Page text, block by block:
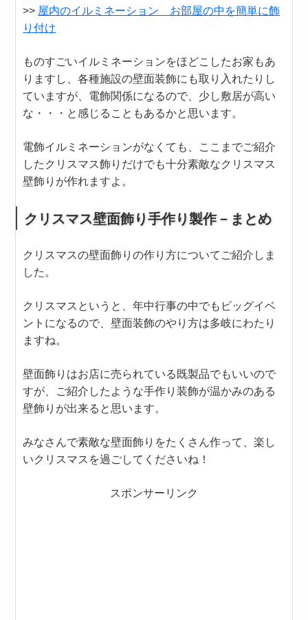
>> 屋内のイルミネーション お部屋の中を簡単に飾
り付け
ものすごいイルミネーションをほどこしたお家もあ
りますし、各種施設の壁面装飾にも取り入れたりし
ていますが、電飾関係になるので、少し敷居が高い
な・・・と感じることもあるかと思います。
電飾イルミネーションがなくても、ここまでご紹介
したクリスマス飾りだけでも十分素敵なクリスマス
壁飾りが作れますよ。
クリスマス壁面飾り手作り製作－まとめ
クリスマスの壁面飾りの作り方についてご紹介しま
した。
クリスマスというと、年中行事の中でもビッグイベ
ントになるので、壁面装飾のやり方は多岐にわたり
ますね。
壁面飾りはお店に売られている既製品でもいいので
すが、ご紹介したような手作り装飾が温かみのある
壁飾りが出来ると思います。
みなさんで素敵な壁面飾りをたくさん作って、楽し
いクリスマスを過ごしてくださいね！
スポンサーリンク